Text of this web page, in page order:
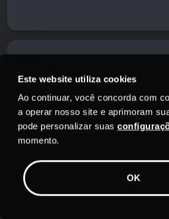
Este website utiliza cookies
Ao continuar, você concorda com
a operar nosso site e aprimoram
pode personalizar suas
momento.
OK
Protocolos de
seguros
Use o protocolo VPN